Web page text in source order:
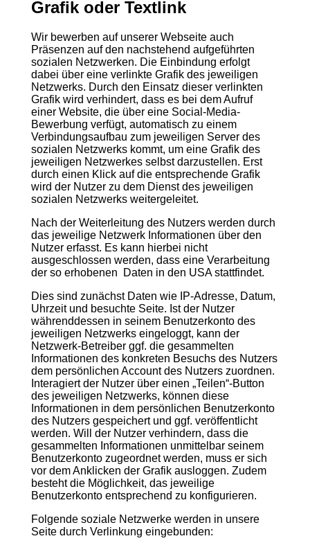
Grafik oder Textlink
Wir bewerben auf unserer Webseite auch
Präsenzen auf den nachstehend aufgeführten
sozialen Netzwerken. Die Einbindung erfolgt
dabei über eine verlinkte Grafik des jeweiligen
Netzwerks. Durch den Einsatz dieser verlinkten
Grafik wird verhindert, dass es bei dem Aufruf
einer Website, die über eine Social-Media-
Bewerbung verfügt, automatisch zu einem
Verbindungsaufbau zum jeweiligen Server des
sozialen Netzwerks kommt, um eine Grafik des
jeweiligen Netzwerkes selbst darzustellen. Erst
durch einen Klick auf die entsprechende Grafik
wird der Nutzer zu dem Dienst des jeweiligen
sozialen Netzwerks weitergeleitet.
Nach der Weiterleitung des Nutzers werden durch
das jeweilige Netzwerk Informationen über den
Nutzer erfasst. Es kann hierbei nicht
ausgeschlossen werden, dass eine Verarbeitung
der so erhobenen Daten in den USA stattfindet.
Dies sind zunächst Daten wie IP-Adresse, Datum,
Uhrzeit und besuchte Seite. Ist der Nutzer
währenddessen in seinem Benutzerkonto des
jeweiligen Netzwerks eingeloggt, kann der
Netzwerk-Betreiber ggf. die gesammelten
Informationen des konkreten Besuchs des Nutzers
dem persönlichen Account des Nutzers zuordnen.
Interagiert der Nutzer über einen „Teilen“-Button
des jeweiligen Netzwerks, können diese
Informationen in dem persönlichen Benutzerkonto
des Nutzers gespeichert und ggf. veröffentlicht
werden. Will der Nutzer verhindern, dass die
gesammelten Informationen unmittelbar seinem
Benutzerkonto zugeordnet werden, muss er sich
vor dem Anklicken der Grafik ausloggen. Zudem
besteht die Möglichkeit, das jeweilige
Benutzerkonto entsprechend zu konfigurieren.
Folgende soziale Netzwerke werden in unsere
Seite durch Verlinkung eingebunden: